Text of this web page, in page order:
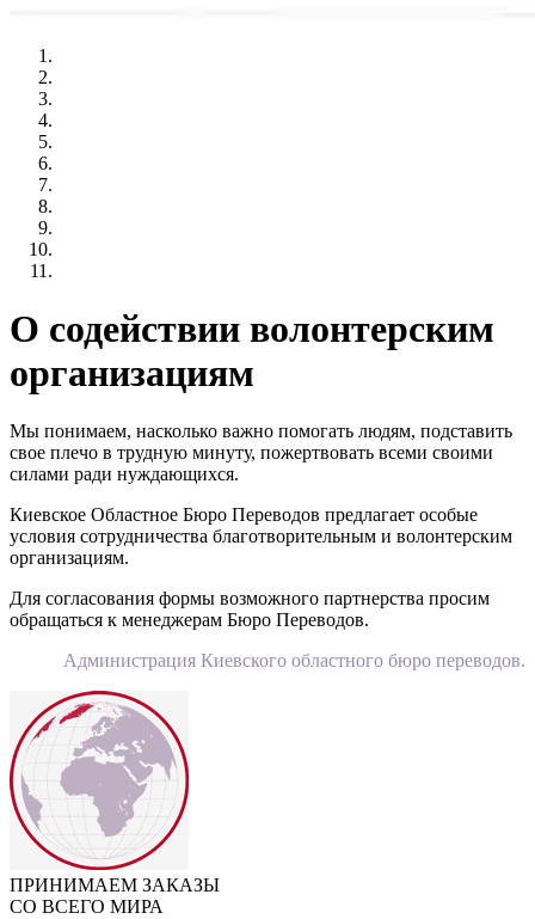
О содействии волонтерским
организациям
Мы понимаем, насколько важно помогать людям, подставить
свое плечо в трудную минуту, пожертвовать всеми своими
силами ради нуждающихся.
Киевское Областное Бюро Переводов предлагает особые
условия сотрудничества благотворительным и волонтерским
организациям.
Для согласования формы возможного партнерства просим
обращаться к менеджерам Бюро Переводов.
Администрация Киевского областного бюро переводов.
ПРИНИМАЕМ ЗАКАЗЫ
СО ВСЕГО МИРА